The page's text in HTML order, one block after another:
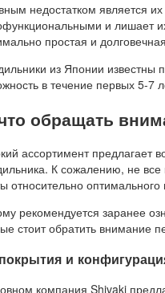
недостатком является
и лишает
простая и
из Японии известны
в течение первых 5-7
обращать
ассортимент предлагает
К сожалению, не все
относительно
рекомендуется заранее
стоит обратить внимание
и
компания Shivaki